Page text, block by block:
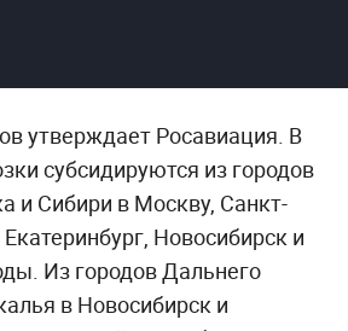
утверждает Росавиация. В
субсидируются из городов
и Сибири в Москву, Санкт-
Новосибирск и
Из городов Дальнего
в Новосибирск и